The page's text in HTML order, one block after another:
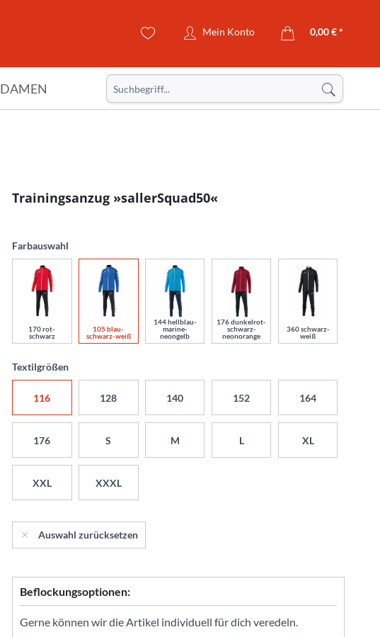
Mein Konto 0,00 € *
DAMEN
Trainingsanzug »sallerSquad50«
Farbauswahl
170 rot-
schwarz
105 blau-
schwarz-weiß
144 hellblau-
marine-
neongelb
176 dunkelrot-
schwarz-
neonorange
360 schwarz-
weiß
Textilgrößen
116 128 140 152 164
176 S M L XL
XXL XXXL
Auswahl zurücksetzen
Beflockungsoptionen:
Gerne können wir die Artikel individuell für dich veredeln.